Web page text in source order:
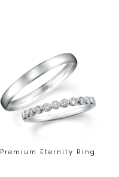
Premium Eternity Ring